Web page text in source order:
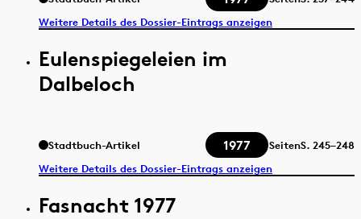
Weitere Details des Dossier-Eintrags anzeigen
Eulenspiegeleien im
Dalbeloch
Stadtbuch-Artikel 1977 SeitenS. 245–248
Weitere Details des Dossier-Eintrags anzeigen
Fasnacht 1977